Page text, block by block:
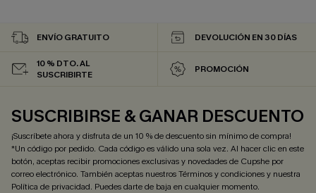
ENVÍO GRATUITO DEVOLUCIÓN EN 30 DÍAS
10 % DTO. AL
SUSCRIBIRTE
PROMOCIÓN
SUSCRIBIRSE & GANAR DESCUENTO
¡Suscríbete ahora y disfruta de un 10 % de descuento sin mínimo de compra!
*Un código por pedido. Cada código es válido una sola vez. Al hacer clic en este
botón, aceptas recibir promociones exclusivas y novedades de Cupshe por
correo electrónico. También aceptas nuestrosTérminos y condicionesy nuestra
Política de privacidad. Puedes darte de baja en cualquier momento.